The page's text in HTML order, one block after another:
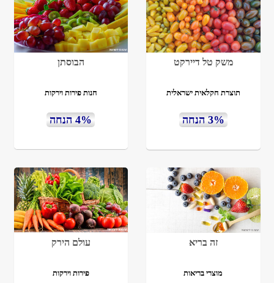
משק טל דיירקט
תוצרת חקלאית ישראלית
3% הנחה
הבוסתן
חנות פירות וירקות
4% הנחה
זה בריא
מוצרי בריאות
עולם הירק
פירות וירקות